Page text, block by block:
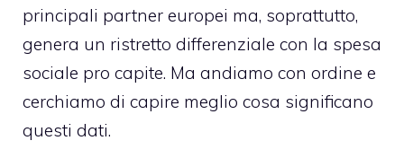
principali partner europei ma, soprattutto,
genera un ristretto differenziale con la spesa
sociale pro capite. Ma andiamo con ordine e
cerchiamo di capire meglio cosa significano
questi dati.